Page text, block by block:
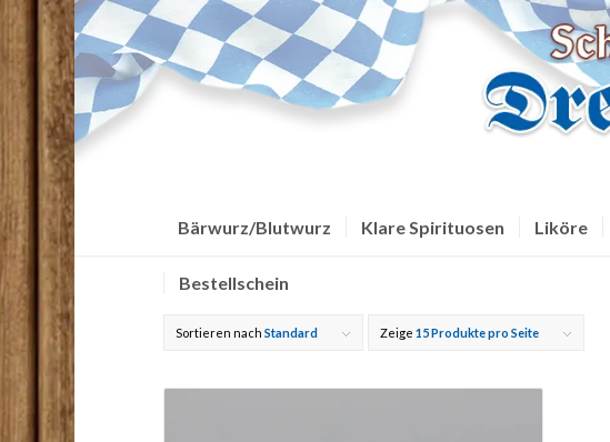
Bärwurz/Blutwurz Klare Spirituosen Liköre
Bestellschein
Sortieren nachStandard Zeige15 Produkte pro Seite